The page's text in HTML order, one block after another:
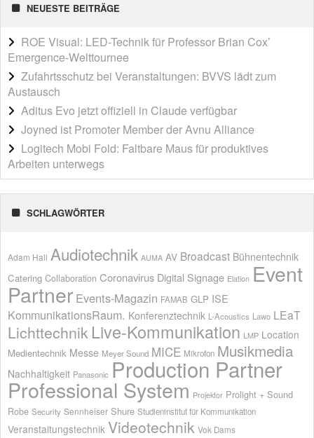
NEUESTE BEITRÄGE
ROE Visual: LED-Technik für Professor Brian Cox’
Emergence-Welttournee
Zufahrtsschutz bei Veranstaltungen: BVVS lädt zum
Austausch
Aditus Evo jetzt offiziell in Claude verfügbar
Joyned ist Promoter Member der Avnu Alliance
Logitech Mobi Fold: Faltbare Maus für produktives
Arbeiten unterwegs
SCHLAGWÖRTER
Adam Hall Audiotechnik AUMA AV Broadcast Bühnentechnik
Catering Collaboration Coronavirus Digital Signage Elation Event
Partner Events-Magazin FAMAB GLP ISE
KommunikationsRaum. Konferenztechnik L-Acoustics Lawo LEaT
Lichttechnik Live-Kommunikation LMP Location
Medientechnik Messe Meyer Sound MICE Mikrofon Musikmedia
Nachhaltigkeit Panasonic Production Partner
Professional System Projektor Prolight + Sound
Robe Security Sennheiser Shure Studieninstitut für Kommunikation
Veranstaltungstechnik Videotechnik Vok Dams